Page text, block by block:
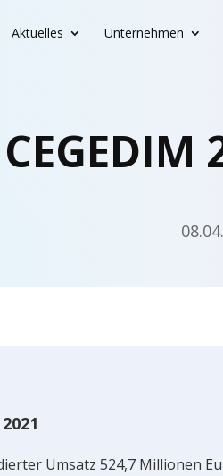
Aktu­el­les Unter­neh­men
CEGEDIM
Umsatz 524,7 Millio­nen